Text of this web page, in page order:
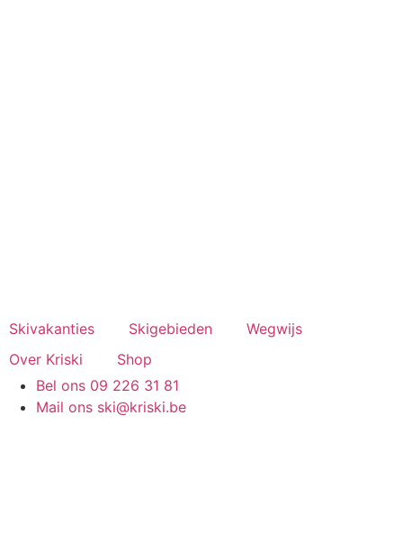
Skivakanties Skigebieden
Wegwijs
Over Kriski
Shop
Bel ons 09 226 31 81
Mail ons ski@kriski.be